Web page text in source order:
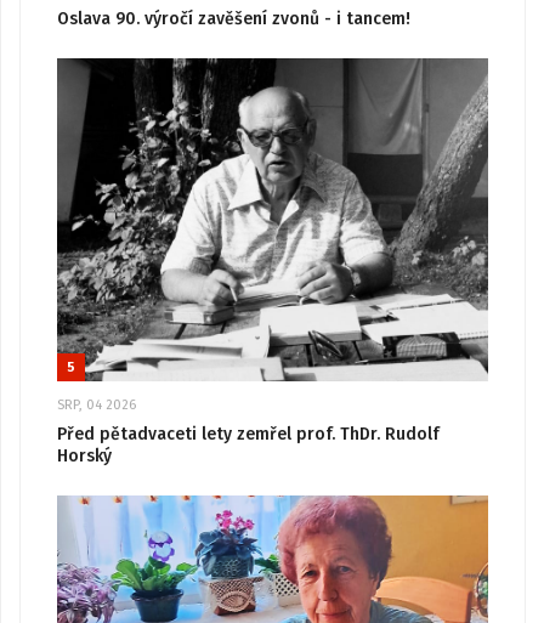
Oslava 90. výročí zavěšení zvonů - i tancem!
5
SRP, 04 2026
Před pětadvaceti lety zemřel prof. ThDr. Rudolf
Horský